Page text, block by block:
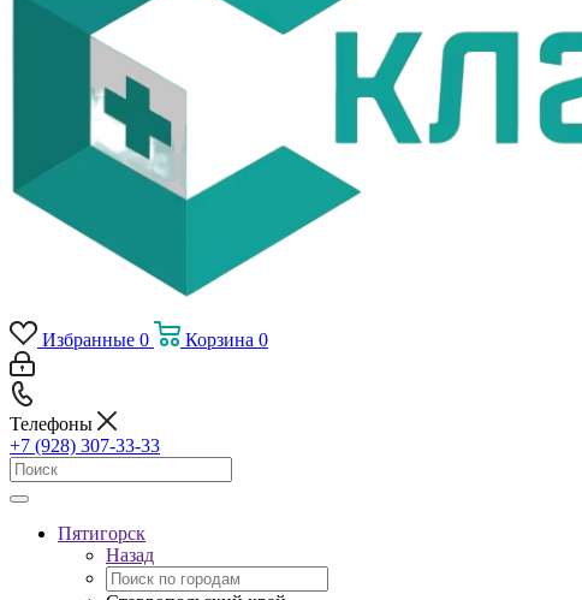
Избранные 0 Корзина 0
Телефоны
+7 (928) 307-33-33
Пятигорск
Назад